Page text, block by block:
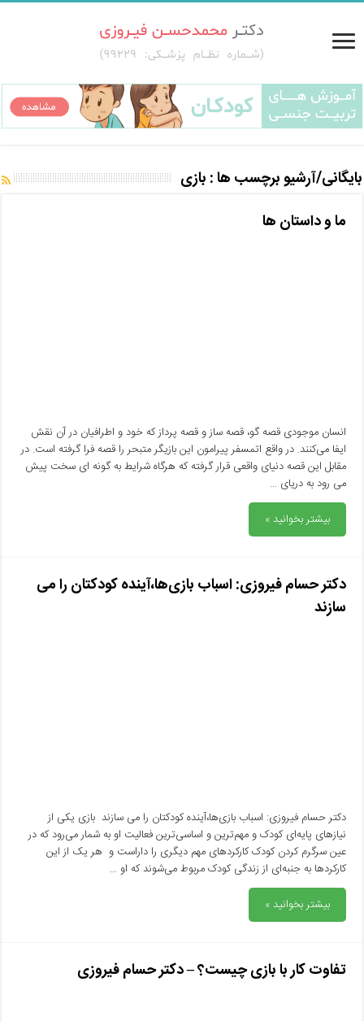
بایگانی/آرشیو برچسب ها : بازی
ما و داستان ها
انسان موجودی قصه گو، قصه ساز و قصه پرداز که خود و اطرافیان در آن نقش
ایفا می‌کنند. در واقع اتمسفر پیرامون این بازیگر متبحر را قصه فرا گرفته است. در
مقابل این قصه دنیای واقعی قرار گرفته که هرگاه شرایط به گونه ای سخت پیش
می رود به دریای …
بیشتر بخوانید »
دکتر حسام فیروزی: اسباب بازی‌ها،آینده کودکتان را می
سازند
دکتر حسام فیروزی: اسباب بازی‌ها،آینده کودکتان را می سازند بازی یکی از
نیازهای پایه‌ای کودک و مهم‌ترین و اساسی‌ترین فعالیت او به شمار می‌رود که در
عین سرگرم کردن کودک کارکردهای مهم دیگری را داراست و هر یک از این
کارکردها به جنبه‌ای از زندگی کودک مربوط می‌شوند که او …
بیشتر بخوانید »
تفاوت کار با بازی چیست؟ – دکتر حسام فیروزی